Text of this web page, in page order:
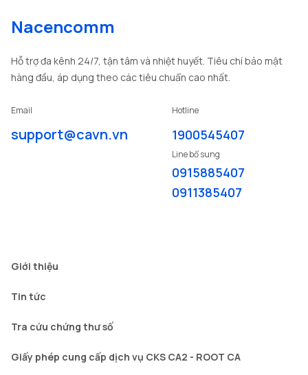
Nacencomm
Hỗ trợ đa kênh 24/7, tận tâm và nhiệt huyết. Tiêu chí bảo mật
hàng đầu, áp dụng theo các tiêu chuẩn cao nhất.
Email
support@cavn.vn
Hotline
1900545407
Line bổ sung
0915885407
0911385407
Giới thiệu
Tin tức
Tra cứu chứng thư số
Giấy phép cung cấp dịch vụ CKS CA2 - ROOT CA